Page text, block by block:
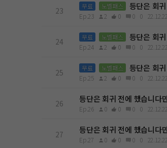
23 무료 노벨패스 등단은 회
Ep.23 2 0 0 0 22.12.22
24 무료 노벨패스 등단은 회
Ep.24 2 0 0 0 22.12.22
25 무료 노벨패스 등단은 회
Ep.25 2 0 0 0 22.12.22
26 등단은 회귀 전에 했습니다
Ep.26 0 0 0 0 22.12.22
27 등단은 회귀 전에 했습니다
Ep.27 0 0 0 0 22.12.22